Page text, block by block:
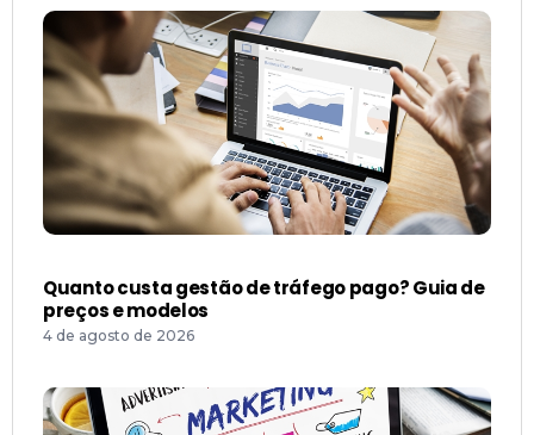
Quanto custa gestão de tráfego pago? Guia de
preços e modelos
4 de agosto de 2026